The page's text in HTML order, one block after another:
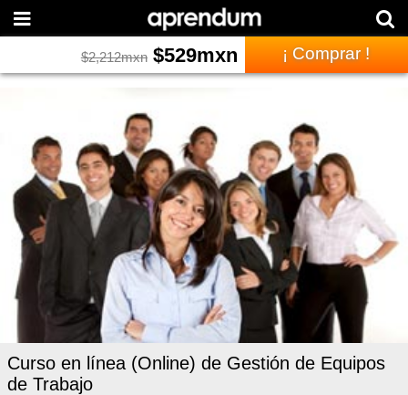
$2,212mxn $529mxn ¡ Comprar !
Curso en línea (Online) de Gestión de Equipos
de Trabajo